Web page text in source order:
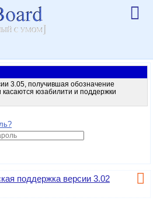
3.05, получившая обозначение
юзабилити и поддержки
поддержка версии 3.02